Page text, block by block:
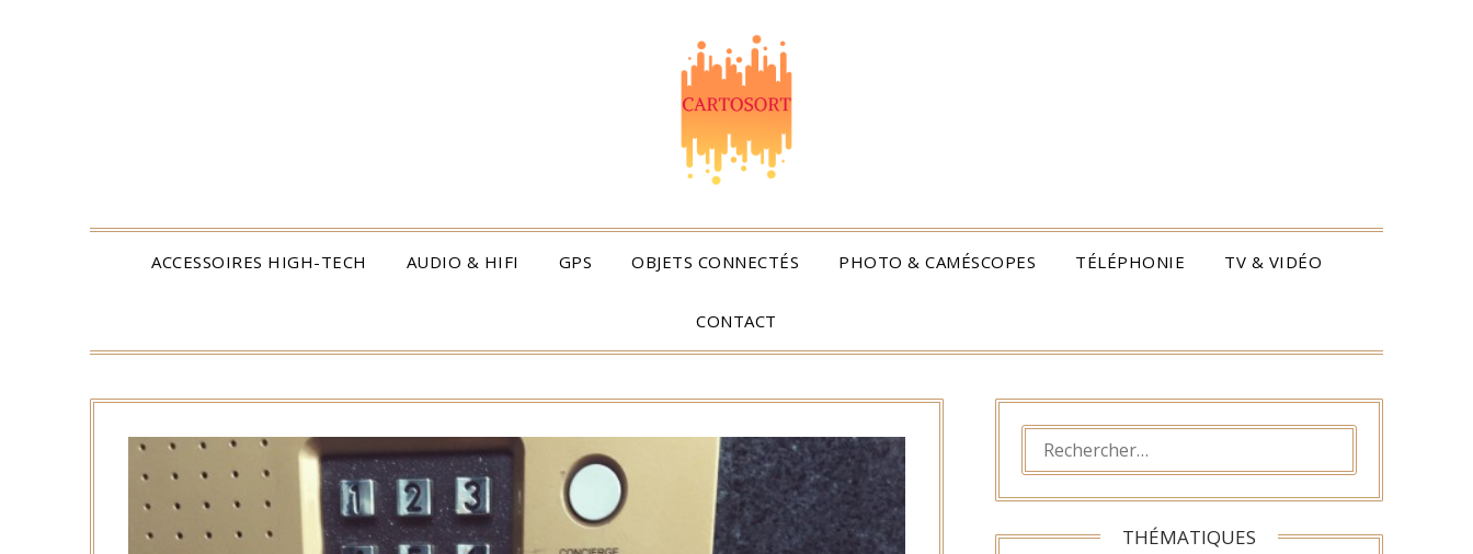
ACCESSOIRES HIGH-TECH AUDIO & HIFI GPS OBJETS CONNECTÉS PHOTO & CAMÉSCOPES TÉLÉPHONIE TV & VIDÉO
CONTACT
THÉMATIQUES